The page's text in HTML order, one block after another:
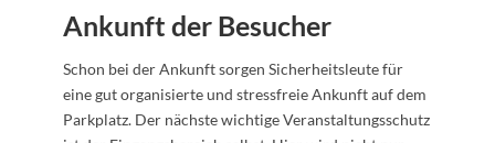
Ankunft der Besucher
Schon bei der Ankunft sorgen Sicherheitsleute für
eine gut organisierte und stressfreie Ankunft auf dem
Parkplatz. Der nächste wichtige Veranstaltungsschutz